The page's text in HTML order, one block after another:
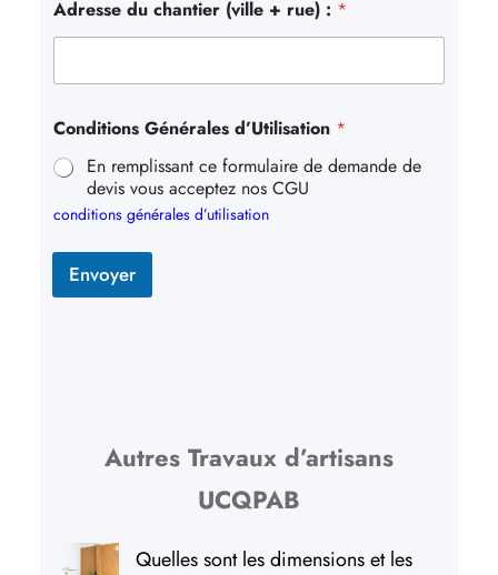
Adresse du chantier (ville + rue) : *
Conditions Générales d’Utilisation *
En remplissant ce formulaire de demande de
devis vous acceptez nos CGU
conditions générales d’utilisation
Envoyer
Autres Travaux d’artisans
UCQPAB
Quelles sont les dimensions et les